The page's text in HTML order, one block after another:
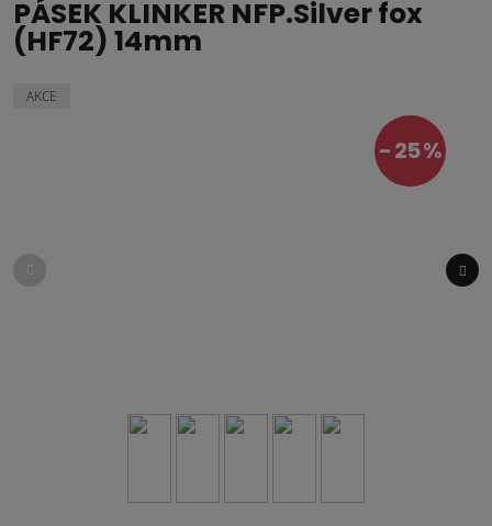
PÁSEK KLINKER NFP.Silver fox
(HF72) 14mm
AKCE
25 %